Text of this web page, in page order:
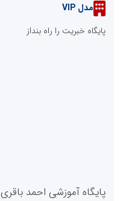
مدل VIP
پایگاه خبریت را راه بنداز
پایگاه آموزشی احمد باقری